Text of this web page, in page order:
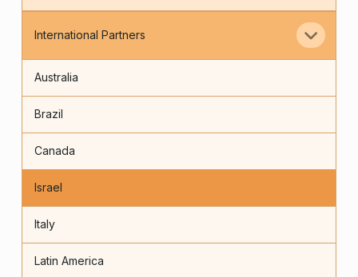
International Partners
Australia
Brazil
Canada
Israel
Italy
Latin America